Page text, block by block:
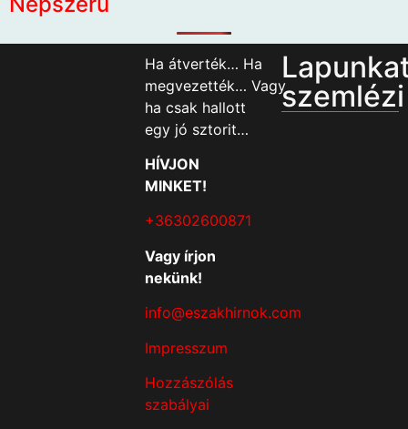
Ha átverték… Ha
megvezették… Vagy
ha csak hallott
egy jó sztorit…
HÍVJON
MINKET!
+36302600871
Vagy írjon
nekünk!
info@eszakhirnok.com
Impresszum
Hozzászólás
szabályai
szemlézi